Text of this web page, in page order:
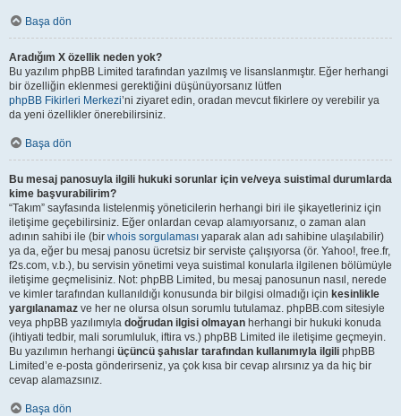
Başa dön
Aradığım X özellik neden yok?
Bu yazılım phpBB Limited tarafından yazılmış ve lisanslanmıştır. Eğer herhangi
bir özelliğin eklenmesi gerektiğini düşünüyorsanız lütfen
phpBB Fikirleri Merkezi’ni ziyaret edin, oradan mevcut fikirlere oy verebilir ya
da yeni özellikler önerebilirsiniz.
Başa dön
Bu mesaj panosuyla ilgili hukuki sorunlar için ve/veya suistimal durumlarda
kime başvurabilirim?
“Takım” sayfasında listelenmiş yöneticilerin herhangi biri ile şikayetleriniz için
iletişime geçebilirsiniz. Eğer onlardan cevap alamıyorsanız, o zaman alan
adının sahibi ile (bir whois sorgulaması yaparak alan adı sahibine ulaşılabilir)
ya da, eğer bu mesaj panosu ücretsiz bir serviste çalışıyorsa (ör. Yahoo!, free.fr,
f2s.com, v.b.), bu servisin yönetimi veya suistimal konularla ilgilenen bölümüyle
iletişime geçmelisiniz. Not: phpBB Limited, bu mesaj panosunun nasıl, nerede
ve kimler tarafından kullanıldığı konusunda bir bilgisi olmadığı için kesinlikle
yargılanamaz ve her ne olursa olsun sorumlu tutulamaz. phpBB.com sitesiyle
veya phpBB yazılımıyla doğrudan ilgisi olmayan herhangi bir hukuki konuda
(ihtiyati tedbir, mali sorumluluk, iftira vs.) phpBB Limited ile iletişime geçmeyin.
Bu yazılımın herhangi üçüncü şahıslar tarafından kullanımıyla ilgili phpBB
Limited’e e-posta gönderirseniz, ya çok kısa bir cevap alırsınız ya da hiç bir
cevap alamazsınız.
Başa dön